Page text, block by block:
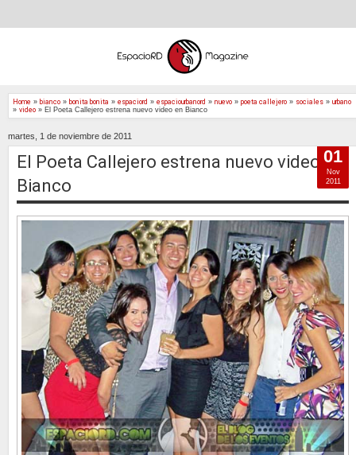
Home » bianco » bonita bonita » espaciord » espaciourbanord » nuevo » poeta callejero » sociales » urbano
» video » El Poeta Callejero estrena nuevo video en Bianco
martes, 1 de noviembre de 2011
El Poeta Callejero estrena nuevo video en
Bianco
01
Nov
2011